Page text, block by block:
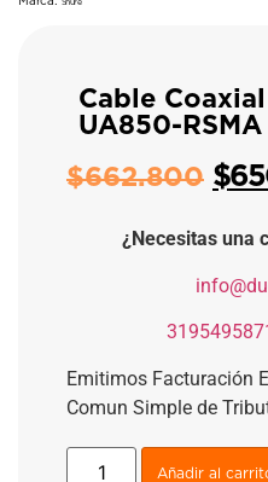
Shure
Cable
UA850-RSMA
$662.800 $
¿Necesitas una
Emitimos Facturación
Comun Simple de
Añadir al